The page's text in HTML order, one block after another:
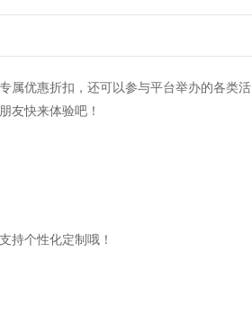
属优惠折扣，还可以参与平台举办的各类活
友快来体验吧！
持个性化定制哦！